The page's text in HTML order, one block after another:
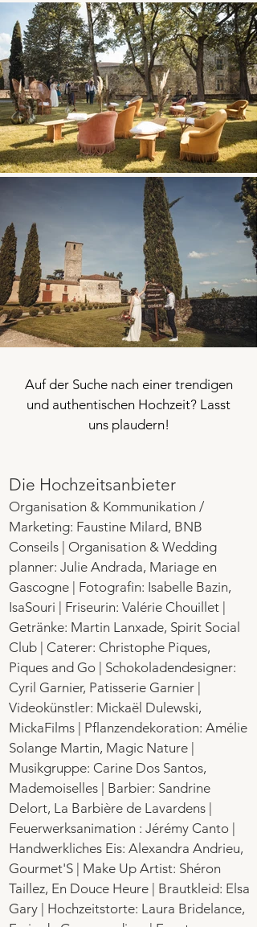
Auf der Suche nach einer trendigen
und authentischen Hochzeit? Lasst
uns plaudern!
Die Hochzeitsanbieter
Organisation & Kommunikation /
Marketing: Faustine Milard, BNB
Conseils | Organisation & Wedding
planner: Julie Andrada, Mariage en
Gascogne | Fotografin: Isabelle Bazin,
IsaSouri | Friseurin: Valérie Chouillet |
Getränke: Martin Lanxade, Spirit Social
Club | Caterer: Christophe Piques,
Piques and Go | Schokoladendesigner:
Cyril Garnier, Patisserie Garnier |
Videokünstler: Mickaël Dulewski,
MickaFilms | Pflanzendekoration: Amélie
Solange Martin, Magic Nature |
Musikgruppe: Carine Dos Santos,
Mademoiselles | Barbier: Sandrine
Delort, La Barbière de Lavardens |
Feuerwerksanimation : Jérémy Canto |
Handwerkliches Eis: Alexandra Andrieu,
Gourmet'S | Make Up Artist: Shéron
Taillez, En Douce Heure | Brautkleid: Elsa
Gary | Hochzeitstorte: Laura Bridelance,